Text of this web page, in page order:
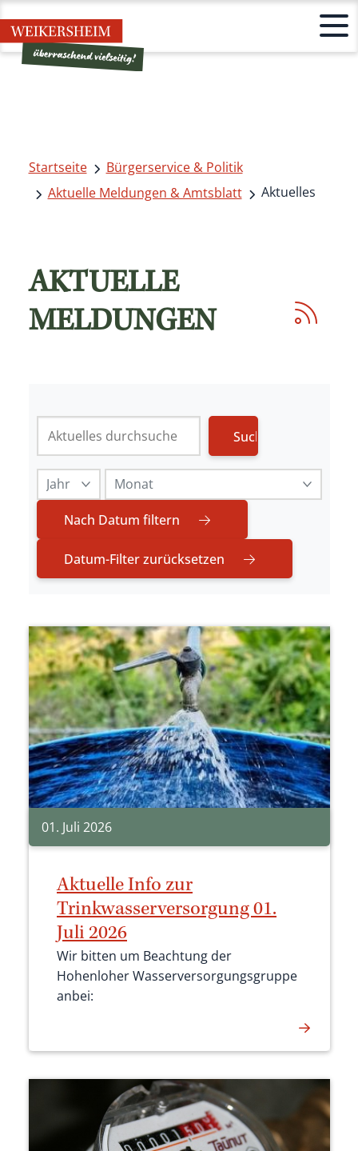
Startseite
Bürgerservice & Politik
Aktuelle Meldungen & Amtsblatt
Aktuelles
AKTUELLE
MELDUNGEN
Nach Datum filtern
Datum-Filter zurücksetzen
01. Juli 2026
Aktuelle Info zur
Trinkwasserversorgung 01.
Juli 2026
Wir bitten um Beachtung der
Hohenloher Wasserversorgungsgruppe
anbei: